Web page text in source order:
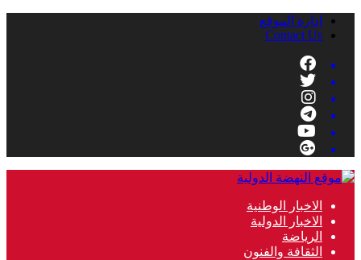
إدارة الموقع
Contact Us
الاخبار الوطنية
الاخبار الدولية
الرياضة
الثقافة والفنون